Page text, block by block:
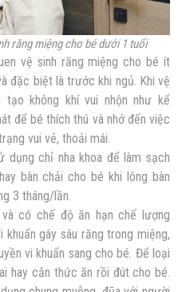
răng miệng cho bé dưới 1 tuổi
vệ sinh răng miệng cho bé ít
đặc biệt là trước khi ngủ. Khi vệ
không khí vui nhộn như kể
để bé thích thú và nhớ đến việc
vui vẻ, thoải mái.
chỉ nha khoa để làm sạch
bàn chải cho bé khi lông bàn
3 tháng/lần.
có chế độ ăn hạn chế lượng
gây sâu răng trong miệng,
vi khuẩn sang cho bé. Để loại
hay cắn thức ăn rồi đút cho bé.